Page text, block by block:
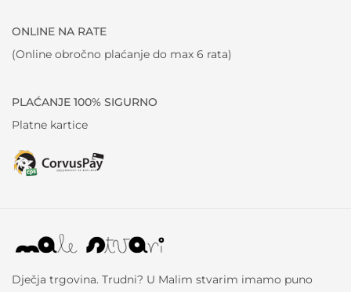
ONLINE NA RATE
(Online obročno plaćanje do max 6 rata)
PLAĆANJE 100% SIGURNO
Platne kartice
Dječja trgovina. Trudni? U Malim stvarim imamo puno